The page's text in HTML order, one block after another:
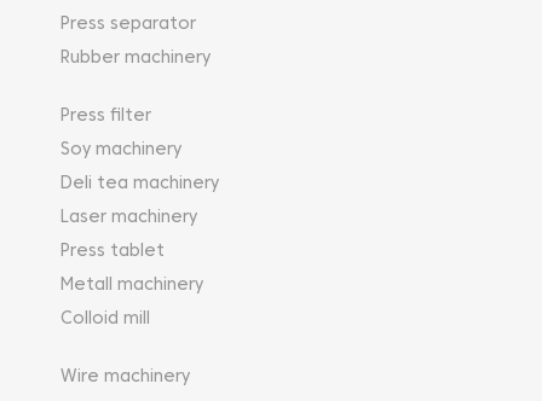
Press separator
Rubber machinery
Press filter
Soy machinery
Deli tea machinery
Laser machinery
Press tablet
Metall machinery
Colloid mill
Wire machinery